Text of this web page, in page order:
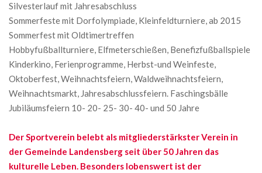
Silvesterlauf mit Jahresabschluss
Sommerfeste mit Dorfolympiade, Kleinfeldturniere, ab 2015
Sommerfest mit Oldtimertreffen
Hobbyfußballturniere, Elfmeterschießen, Benefizfußballspiele
Kinderkino, Ferienprogramme, Herbst-und Weinfeste,
Oktoberfest, Weihnachtsfeiern, Waldweihnachtsfeiern,
Weihnachtsmarkt, Jahresabschlussfeiern. Faschingsbälle
Jubiläumsfeiern 10- 20- 25- 30- 40- und 50 Jahre
Der Sportverein belebt als mitgliederstärkster Verein in
der Gemeinde Landensberg seit über 50 Jahren das
kulturelle Leben. Besonders lobenswert ist der